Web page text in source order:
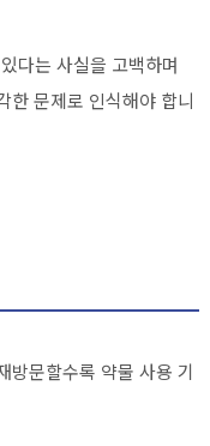
다는 사실을 고백하며
한 문제로 인식해야 합니
방문할수록 약물 사용 기